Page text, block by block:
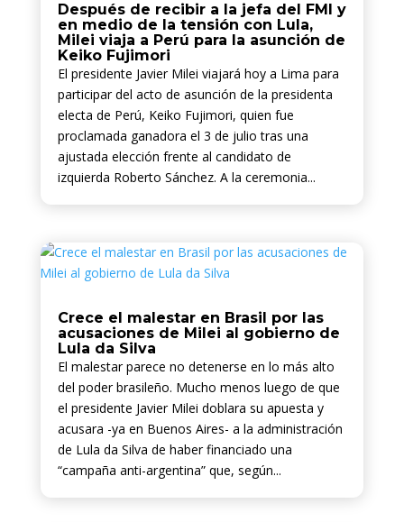
Después de recibir a la jefa del FMI y
en medio de la tensión con Lula,
Milei viaja a Perú para la asunción de
Keiko Fujimori
El presidente Javier Milei viajará hoy a Lima para
participar del acto de asunción de la presidenta
electa de Perú, Keiko Fujimori, quien fue
proclamada ganadora el 3 de julio tras una
ajustada elección frente al candidato de
izquierda Roberto Sánchez. A la ceremonia...
Crece el malestar en Brasil por las
acusaciones de Milei al gobierno de
Lula da Silva
El malestar parece no detenerse en lo más alto
del poder brasileño. Mucho menos luego de que
el presidente Javier Milei doblara su apuesta y
acusara -ya en Buenos Aires- a la administración
de Lula da Silva de haber financiado una
“campaña anti-argentina” que, según...